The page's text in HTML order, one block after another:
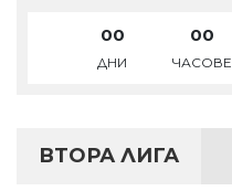
00
ДНИ
00
ЧАСОВЕ
ВТОРА ЛИГА